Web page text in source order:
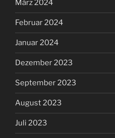
März 2024
Februar 2024
Januar 2024
Dezember 2023
September 2023
August 2023
Juli 2023